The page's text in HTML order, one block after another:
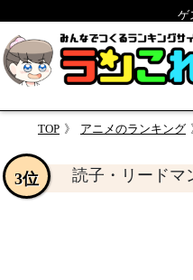
ゲ
TOP アニメのランキング
読子・リードマ
3位